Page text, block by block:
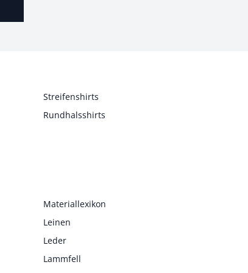
Streifenshirts
Rundhalsshirts
Materiallexikon
Leinen
Leder
Lammfell